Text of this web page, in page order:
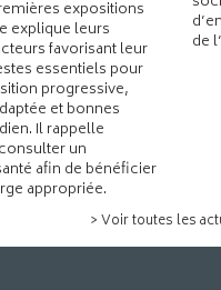
expositions
explique leurs
favorisant leur
essentiels pour
progressive,
et bonnes
Il rappelle
un
afin de bénéficier
appropriée.
de
> Voir toutes les